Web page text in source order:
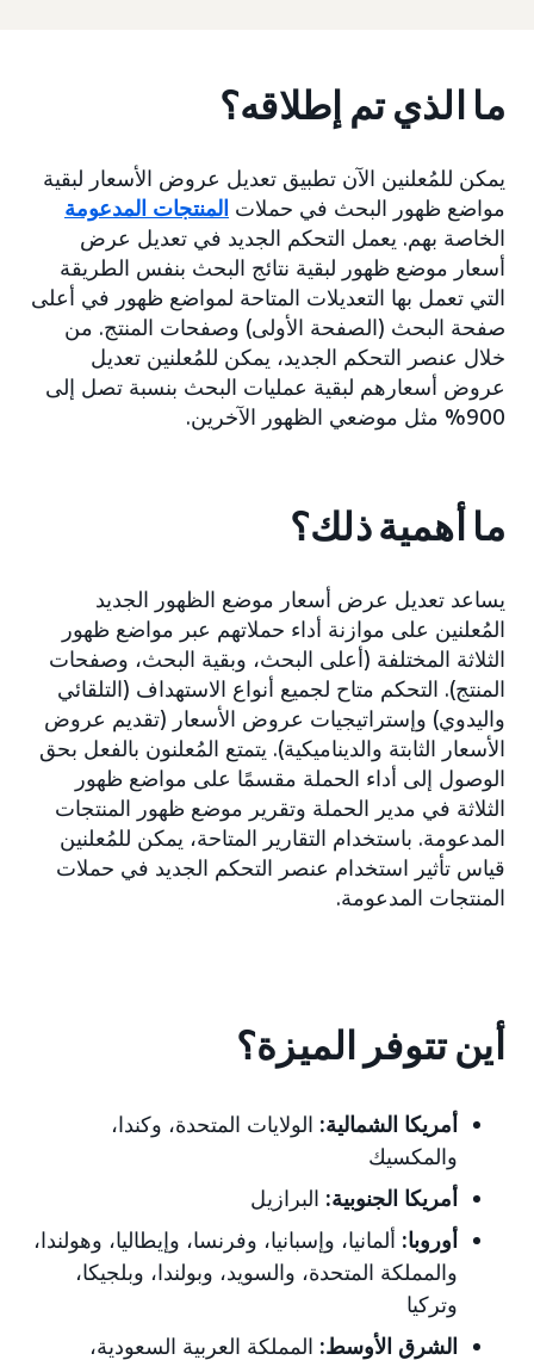
ما الذي تم إطلاقه؟
يمكن للمُعلنين الآن تطبيق تعديل عروض الأسعار لبقية
مواضع ظهور البحث في حملات المنتجات المدعومة
الخاصة بهم. يعمل التحكم الجديد في تعديل عرض
أسعار موضع ظهور لبقية نتائج البحث بنفس الطريقة
التي تعمل بها التعديلات المتاحة لمواضع ظهور في أعلى
صفحة البحث (الصفحة الأولى) وصفحات المنتج. من
خلال عنصر التحكم الجديد، يمكن للمُعلنين تعديل
عروض أسعارهم لبقية عمليات البحث بنسبة تصل إلى
900% مثل موضعي الظهور الآخرين.
ما أهمية ذلك؟
يساعد تعديل عرض أسعار موضع الظهور الجديد
المُعلنين على موازنة أداء حملاتهم عبر مواضع ظهور
الثلاثة المختلفة (أعلى البحث، وبقية البحث، وصفحات
المنتج). التحكم متاح لجميع أنواع الاستهداف (التلقائي
واليدوي) وإستراتيجيات عروض الأسعار (تقديم عروض
الأسعار الثابتة والديناميكية). يتمتع المُعلنون بالفعل بحق
الوصول إلى أداء الحملة مقسمًا على مواضع ظهور
الثلاثة في مدير الحملة وتقرير موضع ظهور المنتجات
المدعومة. باستخدام التقارير المتاحة، يمكن للمُعلنين
قياس تأثير استخدام عنصر التحكم الجديد في حملات
المنتجات المدعومة.
أين تتوفر الميزة؟
أمريكا الشمالية: الولايات المتحدة، وكندا،
والمكسيك
أمريكا الجنوبية: البرازيل
أوروبا: ألمانيا، وإسبانيا، وفرنسا، وإيطاليا، وهولندا،
والمملكة المتحدة، والسويد، وبولندا، وبلجيكا،
وتركيا
الشرق الأوسط: المملكة العربية السعودية،